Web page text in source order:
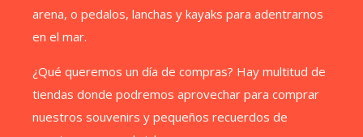
arena, o pedalos, lanchas y kayaks para adentrarnos
en el mar.
¿Qué queremos un día de compras? Hay multitud de
tiendas donde podremos aprovechar para comprar
nuestros souvenirs y pequeños recuerdos de